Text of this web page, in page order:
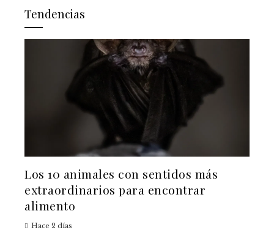
Tendencias
Los 10 animales con sentidos más
extraordinarios para encontrar
alimento
Hace 2 días